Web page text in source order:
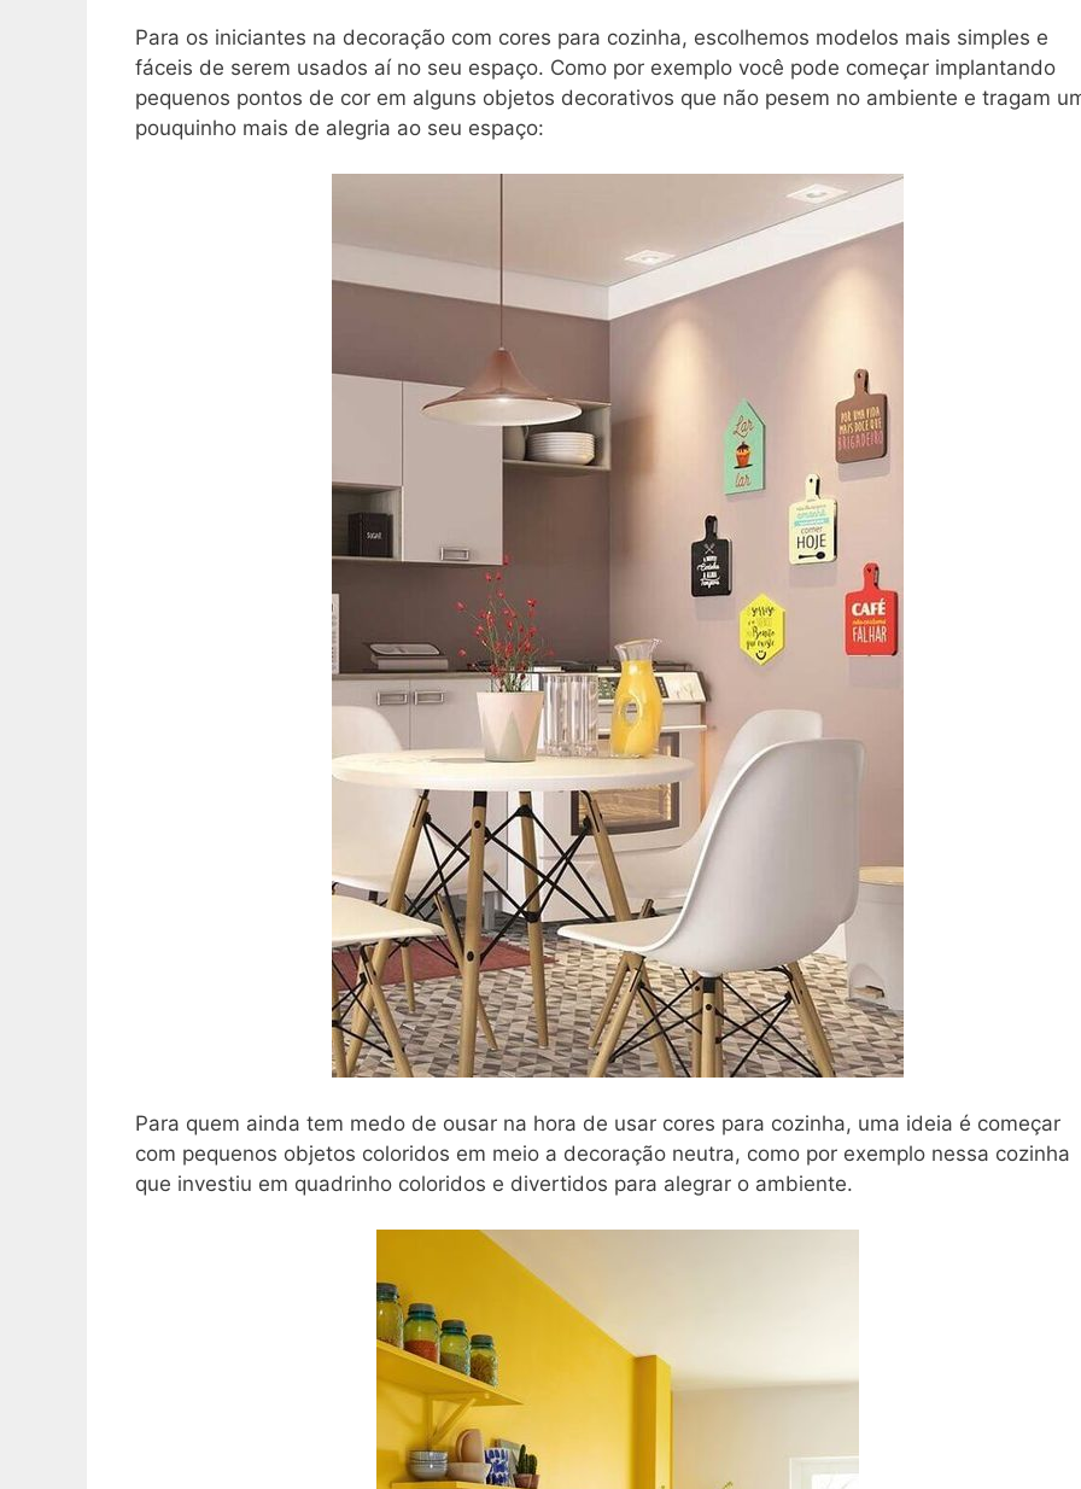
Para os iniciantes na decoração com cores para cozinha, escolhemos modelos mais simples e
fáceis de serem usados aí no seu espaço. Como por exemplo você pode começar implantando
pequenos pontos de cor em alguns objetos decorativos que não pesem no ambiente e tragam
pouquinho mais de alegria ao seu espaço:
Para quem ainda tem medo de ousar na hora de usar cores para cozinha, uma ideia é começar
com pequenos objetos coloridos em meio a decoração neutra, como por exemplo nessa cozinha
que investiu em quadrinho coloridos e divertidos para alegrar o ambiente.